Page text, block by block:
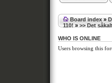
Board index »
110!»>> Det
WHO IS ONLINE
Users browsing this